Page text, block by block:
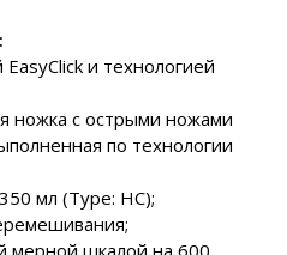
и технологией
ножка с острыми ножами
по технологии
мл (Type: НС);
мерной шкалой на 600